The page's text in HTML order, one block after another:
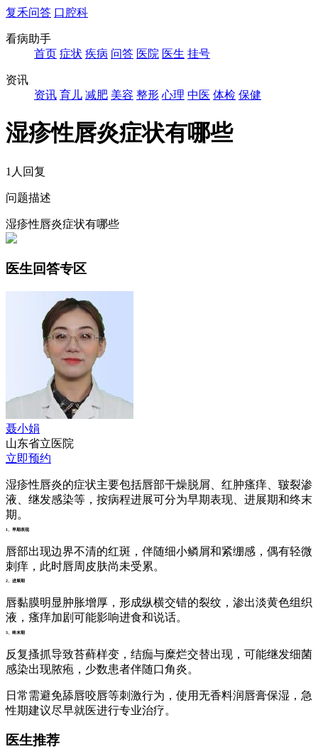
复禾问答 口腔科
看病助手
首页 症状 疾病 问答 医院 医生 挂号
资讯
资讯 育儿 减肥 美容 整形 心理 中医 体检 保健
湿疹性唇炎症状有哪些
1人回复
问题描述
湿疹性唇炎症状有哪些
医生回答专区
聂小娟
山东省立医院
立即预约
湿疹性唇炎的症状主要包括唇部干燥脱屑、红肿瘙痒、皲裂渗
液、继发感染等，按病程进展可分为早期表现、进展期和终末
期。
1、早期表现
唇部出现边界不清的红斑，伴随细小鳞屑和紧绷感，偶有轻微
刺痒，此时唇周皮肤尚未受累。
2、进展期
唇黏膜明显肿胀增厚，形成纵横交错的裂纹，渗出淡黄色组织
液，瘙痒加剧可能影响进食和说话。
3、终末期
反复搔抓导致苔藓样变，结痂与糜烂交替出现，可能继发细菌
感染出现脓疱，少数患者伴随口角炎。
日常需避免舔唇咬唇等刺激行为，使用无香料润唇膏保湿，急
性期建议尽早就医进行专业治疗。
医生推荐